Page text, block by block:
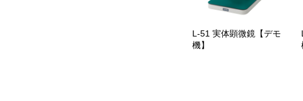
L-51 実体顕微鏡【デモ
機】